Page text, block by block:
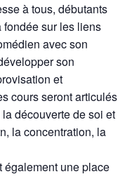
à tous, débutants
fondée sur les liens
avec son
son
et
cours seront articulés
découverte de soi et
la concentration, la
également une place